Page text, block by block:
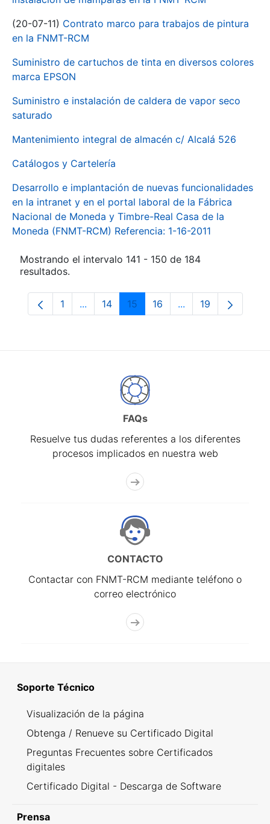
(20-07-11) Contrato marco para trabajos de pintura
en la FNMT-RCM
Suministro de cartuchos de tinta en diversos colores
marca EPSON
Suministro e instalación de caldera de vapor seco
saturado
Mantenimiento integral de almacén c/ Alcalá 526
Catálogos y Cartelería
Desarrollo e implantación de nuevas funcionalidades
en la intranet y en el portal laboral de la Fábrica
Nacional de Moneda y Timbre-Real Casa de la
Moneda (FNMT-RCM) Referencia: 1-16-2011
Mostrando el intervalo 141 - 150 de 184
resultados.
Página
1 ...Páginas intermedias Use TAB para
Página
14 Página
15 Página
16 ...PáginasPágina
19
FAQs
Resuelve tus dudas referentes a los diferentes
procesos implicados en nuestra web
CONTACTO
Contactar con FNMT-RCM mediante teléfono o
correo electrónico
Soporte Técnico
Visualización de la página
Obtenga / Renueve su Certificado Digital
Preguntas Frecuentes sobre Certificados
digitales
Certificado Digital - Descarga de Software
Prensa